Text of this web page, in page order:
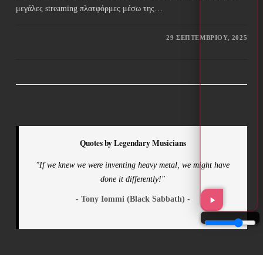
μεγάλες streaming πλατφόρμες μέσω της…
29 ΣΕΠΤΕΜΒΡΊΟΥ, 2025
Quotes by Legendary Musicians
"If we knew we were inventing heavy metal, we might have
done it differently!"
- Tony Iommi (Black Sabbath) -